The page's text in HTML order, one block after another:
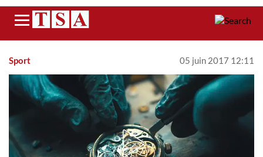
Menu
Sport 05 juin 2017 12:11